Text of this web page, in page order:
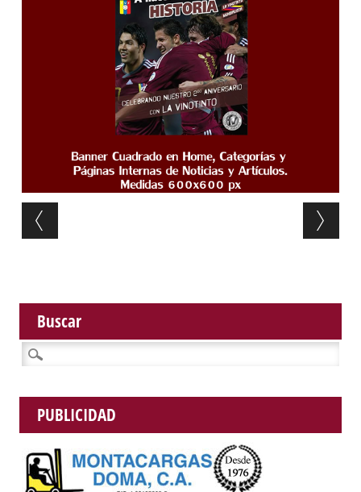
Post navigation
Buscar
Buscar:
PUBLICIDAD